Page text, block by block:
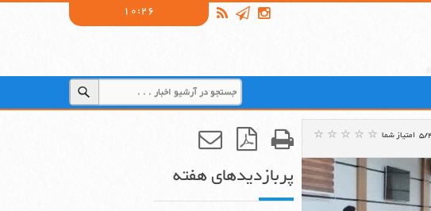
10:26
امتیاز شما
پربازدیدهای هفته